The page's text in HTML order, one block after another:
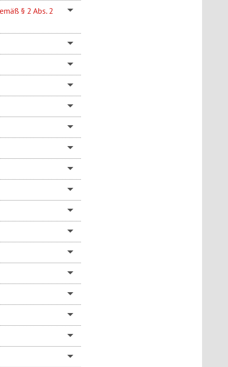
§ 2 Abs. 2